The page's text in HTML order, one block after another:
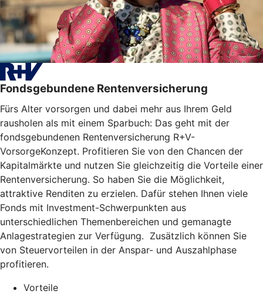
Fondsgebundene Rentenversicherung
Fürs Alter vorsorgen und dabei mehr aus Ihrem Geld
rausholen als mit einem Sparbuch: Das geht mit der
fondsgebundenen Rentenversicherung R+V-
VorsorgeKonzept. Profitieren Sie von den Chancen der
Kapitalmärkte und nutzen Sie gleichzeitig die Vorteile einer
Rentenversicherung. So haben Sie die Möglichkeit,
attraktive Renditen zu erzielen. Dafür stehen Ihnen viele
Fonds mit Investment-Schwerpunkten aus
unterschiedlichen Themenbereichen und gemanagte
Anlagestrategien zur Verfügung. Zusätzlich können Sie
von Steuervorteilen in der Anspar- und Auszahlphase
profitieren.
Vorteile